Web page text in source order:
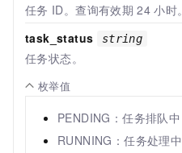
任务 ID。查询有效期 24 小时。
task_status
string
任务状态。
枚举值
PENDING：任务排队中
RUNNING：任务处理中